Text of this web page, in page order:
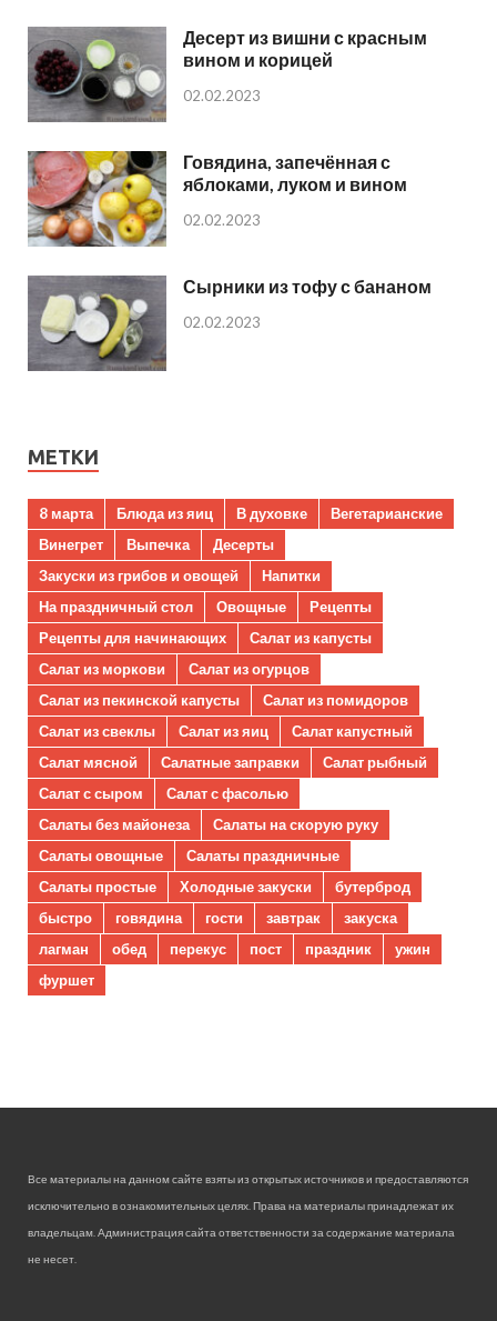
Десерт из вишни с красным
вином и корицей
02.02.2023
Говядина, запечённая с
яблоками, луком и вином
02.02.2023
Сырники из тофу с бананом
02.02.2023
МЕТКИ
8 марта Блюда из яиц В духовке
Вегетарианские
Винегрет
Выпечка
Десерты
Закуски из грибов и овощей
Напитки
На праздничный стол
Овощные
Рецепты
Рецепты для начинающих
Салат из капусты
Салат из моркови
Салат из огурцов
Салат из пекинской капусты
Салат из помидоров
Салат из свеклы
Салат из яиц
Салат капустный
Салат мясной
Салатные заправки
Салат рыбный
Салат с сыром
Салат с фасолью
Салаты без майонеза
Салаты на скорую руку
Салаты овощные
Салаты праздничные
Салаты простые
Холодные закуски
бутерброд
быстро
говядина гости завтрак
закуска
лагман
обед перекус пост праздник
ужин
фуршет
Все материалы на данном сайте взяты из открытых источников и предоставляются
исключительно в ознакомительных целях. Права на материалы принадлежат их
владельцам. Администрация сайта ответственности за содержание материала
не несет.